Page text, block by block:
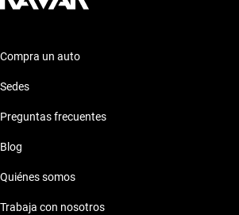
Compra un auto
Sedes
Preguntas frecuentes
Blog
Quiénes somos
Trabaja con nosotros